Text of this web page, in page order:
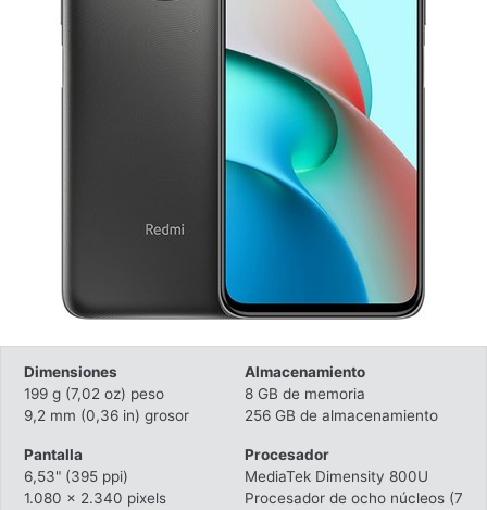
Dimensiones
199 g (7,02 oz) peso
9,2 mm (0,36 in) grosor
Pantalla
6,53" (395 ppi)
1.080 x 2.340 pixels
Almacenamiento
8 GB de memoria
256 GB de almacenamiento
Procesador
MediaTek Dimensity 800U
Procesador de ocho núcleos (7